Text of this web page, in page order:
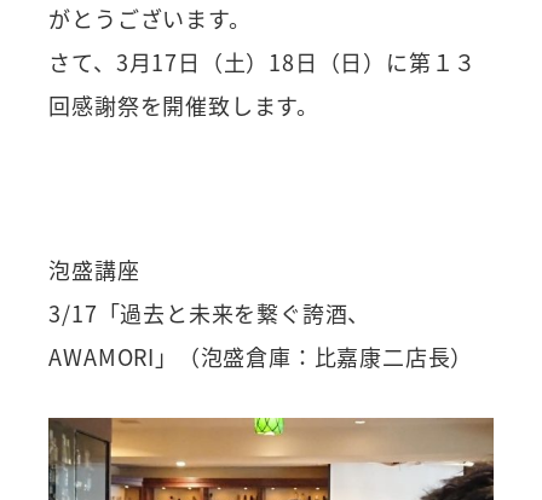
がとうございます。
さて、3月17日（土）18日（日）に第１３
回感謝祭を開催致します。
泡盛講座
3/17「過去と未来を繋ぐ誇酒、
AWAMORI」（泡盛倉庫：比嘉康二店長）